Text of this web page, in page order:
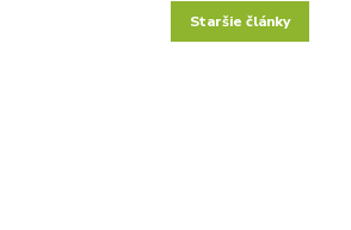
Staršie články